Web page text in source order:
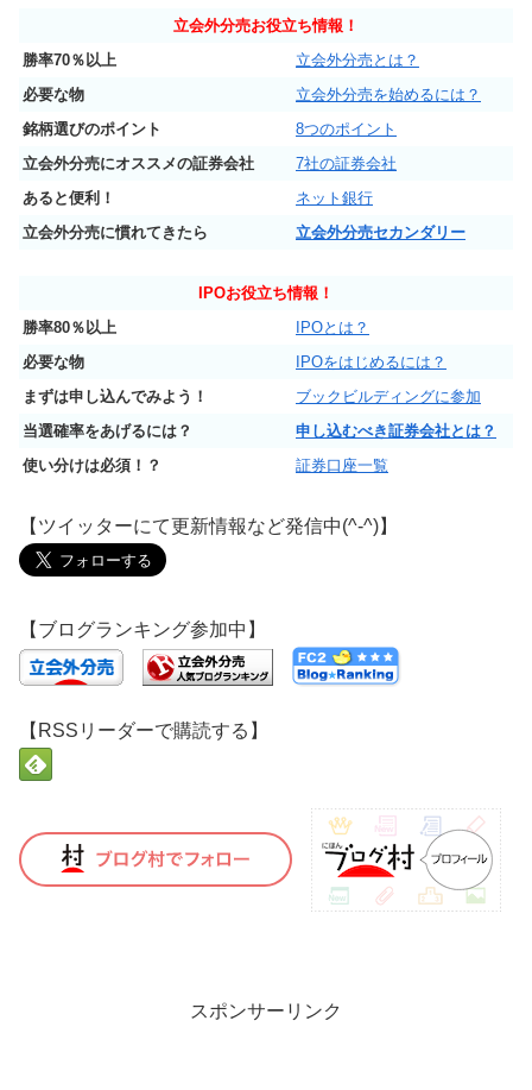
立会外分売お役立ち情報！
勝率70％以上
立会外分売とは？
必要な物
立会外分売を始めるには？
銘柄選びのポイント
8つのポイント
立会外分売にオススメの証券会社
7社の証券会社
あると便利！
ネット銀行
立会外分売に慣れてきたら
立会外分売セカンダリー
IPOお役立ち情報！
勝率80％以上
IPOとは？
必要な物
IPOをはじめるには？
まずは申し込んでみよう！
ブックビルディングに参加
当選確率をあげるには？
申し込むべき証券会社とは？
使い分けは必須！？
証券口座一覧
【ツイッターにて更新情報など発信中(^-^)】
【ブログランキング参加中】
【RSSリーダーで購読する】
スポンサーリンク